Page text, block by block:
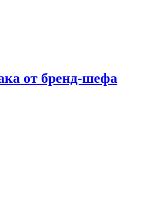
от бренд-шефа